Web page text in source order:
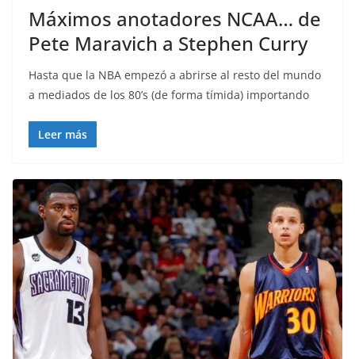
Máximos anotadores NCAA… de
Pete Maravich a Stephen Curry
Hasta que la NBA empezó a abrirse al resto del mundo
a mediados de los 80’s (de forma tímida) importando
Leer más